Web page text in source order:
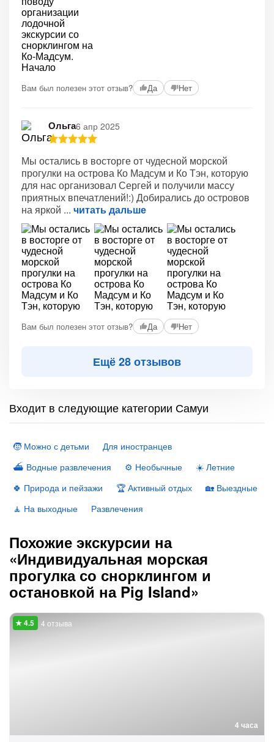
Вам был полезен этот отзыв? Да Нет
Ольга6 апр 2025
Мы остались в восторге от чудесной морской
прогулки на острова Ко Мадсум и Ко Тэн, которую
для нас организовал Сергей и получили массу
приятных впечатлений!:) Добирались до островов
на яркой
читать дальше
Вам был полезен этот отзыв? Да Нет
Ещё 28 отзывов
Входит в следующие категории Самуи
🧒 Можно с детьми
Для иностранцев
⛴ Водные развлечения
⚙️ Необычные
☀️ Летние
🍀 Природа и пейзажи
🏆 Активный отдых
🏡 Выездные
🧘 На выходные
Развлечения
Похожие экскурсии на
«Индивидуальная морская
прогулка со снорклингом и
остановкой на Pig Island»
4 часа
4 отзыва